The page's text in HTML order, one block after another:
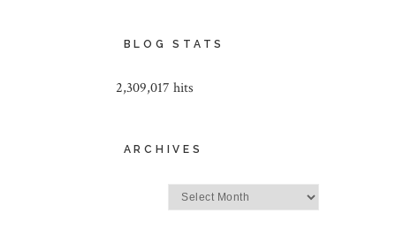
BLOG STATS
2,309,017 hits
ARCHIVES